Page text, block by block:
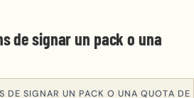
de signar un pack o una
DE SIGNAR UN PACK O UNA QUOTA